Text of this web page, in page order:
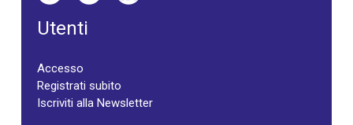
Utenti
Accesso
Registrati subito
Iscriviti alla Newsletter